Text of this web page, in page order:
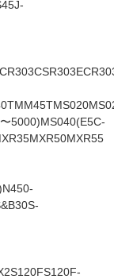
5000)MS040(E5C-